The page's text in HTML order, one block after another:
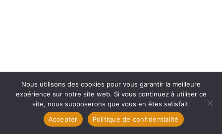
Nous utilisons des cookies pour vous garantir la meilleure
expérience sur notre site web. Si vous continuez à utiliser ce
site, nous supposerons que vous en êtes satisfait.
Accepter
Politique de confidentialité